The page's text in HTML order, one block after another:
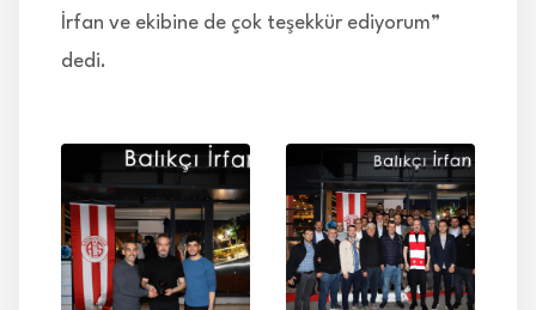
İrfan ve ekibine de çok teşekkür ediyorum”
dedi.